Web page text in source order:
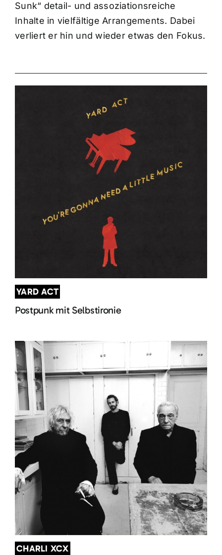
Sunk“ detail- und assoziationsreiche
Inhalte in vielfältige Arrangements. Dabei
verliert er hin und wieder etwas den Fokus.
YARD ACT
Postpunk mit Selbstironie
CHARLI XCX